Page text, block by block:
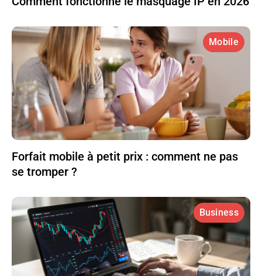
Mobile
Forfait mobile à petit prix : comment ne pas
se tromper ?
Business